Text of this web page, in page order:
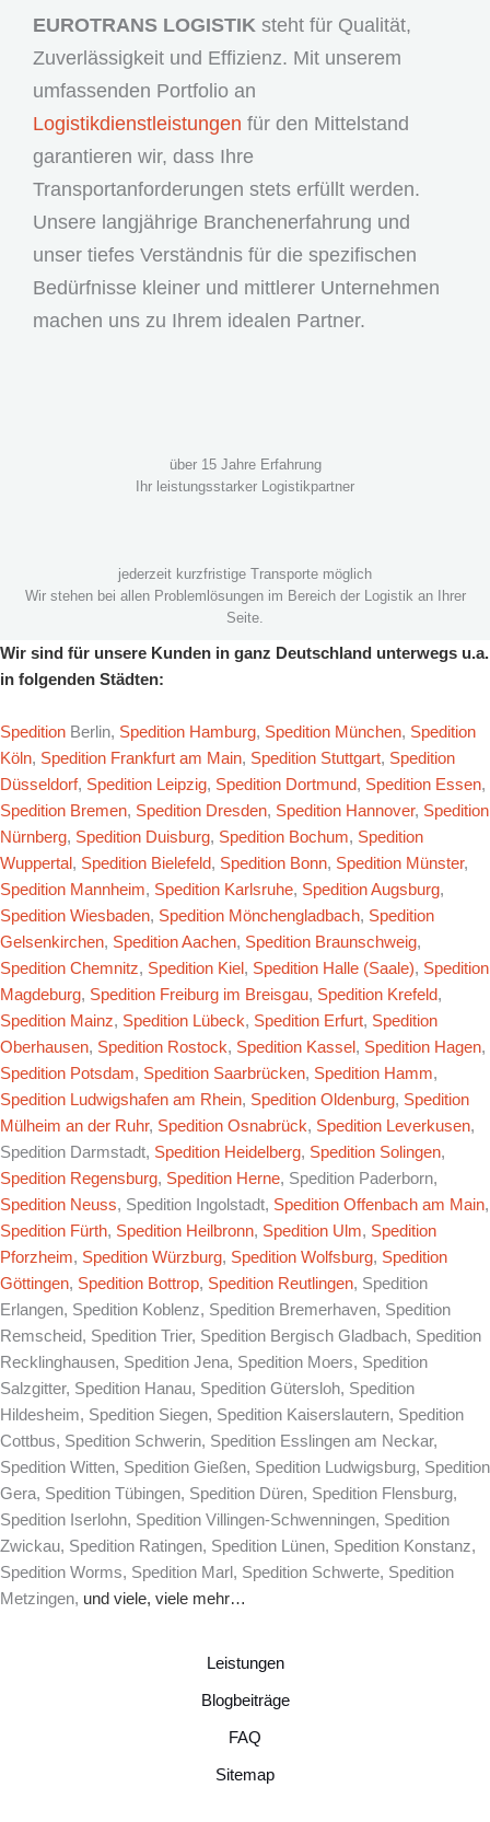
EUROTRANS LOGISTIK steht für Qualität,
Zuverlässigkeit und Effizienz. Mit unserem
umfassenden Portfolio an
Logistikdienstleistungen für den Mittelstand
garantieren wir, dass Ihre
Transportanforderungen stets erfüllt werden.
Unsere langjährige Branchenerfahrung und
unser tiefes Verständnis für die spezifischen
Bedürfnisse kleiner und mittlerer Unternehmen
machen uns zu Ihrem idealen Partner.
über 15 Jahre Erfahrung
Ihr leistungsstarker Logistikpartner
jederzeit kurzfristige Transporte möglich
Wir stehen bei allen Problemlösungen im Bereich der Logistik an Ihrer
Seite.
Wir sind für unsere Kunden in ganz Deutschland unterwegs u.a.
in folgenden Städten:
Spedition Berlin, Spedition Hamburg, Spedition München, Spedition
Köln, Spedition Frankfurt am Main, Spedition Stuttgart, Spedition
Düsseldorf, Spedition Leipzig, Spedition Dortmund, Spedition Essen,
Spedition Bremen, Spedition Dresden, Spedition Hannover, Spedition
Nürnberg, Spedition Duisburg, Spedition Bochum, Spedition
Wuppertal, Spedition Bielefeld, Spedition Bonn, Spedition Münster,
Spedition Mannheim, Spedition Karlsruhe, Spedition Augsburg,
Spedition Wiesbaden, Spedition Mönchengladbach, Spedition
Gelsenkirchen, Spedition Aachen, Spedition Braunschweig,
Spedition Chemnitz, Spedition Kiel, Spedition Halle (Saale), Spedition
Magdeburg, Spedition Freiburg im Breisgau, Spedition Krefeld,
Spedition Mainz, Spedition Lübeck, Spedition Erfurt, Spedition
Oberhausen, Spedition Rostock, Spedition Kassel, Spedition Hagen,
Spedition Potsdam, Spedition Saarbrücken, Spedition Hamm,
Spedition Ludwigshafen am Rhein, Spedition Oldenburg, Spedition
Mülheim an der Ruhr, Spedition Osnabrück, Spedition Leverkusen,
Spedition Darmstadt, Spedition Heidelberg, Spedition Solingen,
Spedition Regensburg, Spedition Herne, Spedition Paderborn,
Spedition Neuss, Spedition Ingolstadt, Spedition Offenbach am Main,
Spedition Fürth, Spedition Heilbronn, Spedition Ulm, Spedition
Pforzheim, Spedition Würzburg, Spedition Wolfsburg, Spedition
Göttingen, Spedition Bottrop, Spedition Reutlingen, Spedition
Erlangen, Spedition Koblenz, Spedition Bremerhaven, Spedition
Remscheid, Spedition Trier, Spedition Bergisch Gladbach, Spedition
Recklinghausen, Spedition Jena, Spedition Moers, Spedition
Salzgitter, Spedition Hanau, Spedition Gütersloh, Spedition
Hildesheim, Spedition Siegen, Spedition Kaiserslautern, Spedition
Cottbus, Spedition Schwerin, Spedition Esslingen am Neckar,
Spedition Witten, Spedition Gießen, Spedition Ludwigsburg, Spedition
Gera, Spedition Tübingen, Spedition Düren, Spedition Flensburg,
Spedition Iserlohn, Spedition Villingen-Schwenningen, Spedition
Zwickau, Spedition Ratingen, Spedition Lünen, Spedition Konstanz,
Spedition Worms, Spedition Marl, Spedition Schwerte, Spedition
Metzingen, und viele, viele mehr…
Leistungen
Blogbeiträge
FAQ
Sitemap